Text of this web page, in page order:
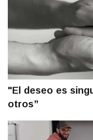
"El deseo es
otros”